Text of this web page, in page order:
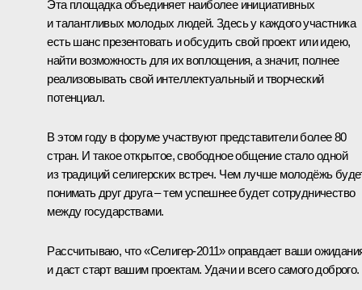
Эта площадка объединяет наиболее инициативных
и талантливых молодых людей. Здесь у каждого участника
есть шанс презентовать и обсудить свой проект или идею,
найти возможность для их воплощения, а значит, полнее
реализовывать свой интеллектуальный и творческий
потенциал.
В этом году в форуме участвуют представители более 80
стран. И такое открытое, свободное общение стало одной
из традиций селигерских встреч. Чем лучше молодёжь
понимать друг друга – тем успешнее будет сотрудничество
между государствами.
Рассчитываю, что «Селигер-2011» оправдает ваши
и даст старт вашим проектам. Удачи и всего самого доброго.